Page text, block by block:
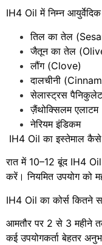
IH4 Oil में निम्न आयुर्वेदिक
तिल का तेल
जैतून का तेल
लौंग (Clove)
दालचीनी
सेलास्ट्रस
ज़ैंथोक्सिलम एलाटम
नेरियम इंडिकम
IH4 Oil का इस्तेमाल
रात में 10–12 बूंद IH4
करें। नियमित उपयोग को
IH4 Oil का कोर्स कितने
आमतौर पर 2 से 3 महीने
कई उपयोगकर्ता बेहतर